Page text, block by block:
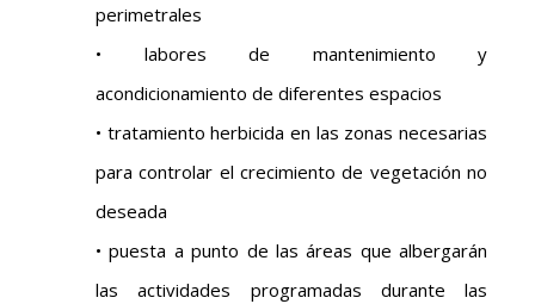
perimetrales
• labores de mantenimiento y
acondicionamiento de diferentes espacios
• tratamiento herbicida en las zonas necesarias
para controlar el crecimiento de vegetación no
deseada
• puesta a punto de las áreas que albergarán
las actividades programadas durante las